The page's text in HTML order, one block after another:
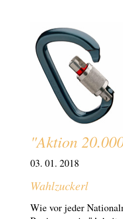
"Aktion
03. 01. 2018
Wahlzuckerl
Wie vor jeder